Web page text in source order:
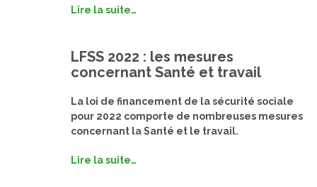
Lire la suite…
LFSS 2022 : les mesures
concernant Santé et travail
La loi de financement de la sécurité sociale
pour 2022 comporte de nombreuses mesures
concernant la Santé et le travail.
Lire la suite…